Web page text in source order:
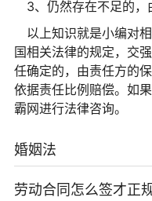
3、仍然存在不足的，
以上知识就是小编对
国相关法律的规定，交
任确定的，由责任方的
依据责任比例赔偿。如
霸网进行法律咨询。
婚姻法
劳动合同怎么签才正